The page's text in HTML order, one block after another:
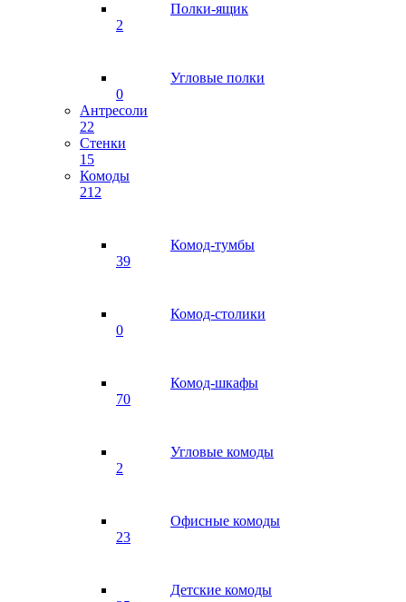
Полки-ящик
2
Угловые полки
0
Антресоли
22
Стенки
15
Комоды
212
Комод-тумбы
39
Комод-столики
0
Комод-шкафы
70
Угловые комоды
2
Офисные комоды
23
Детские комоды